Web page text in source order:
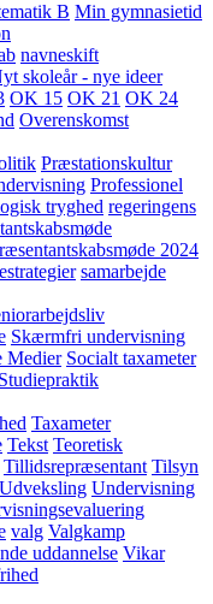
B Min gymnasietid
navneskift
skoleår - nye ideer
OK 15 OK 21 OK 24
Overenskomst
Præstationskultur
Professionel
tryghed regeringens
2024
samarbejde
Skærmfri undervisning
Medier Socialt taxameter
Studiepraktik
Taxameter
Tekst Teoretisk
Tillidsrepræsentant Tilsyn
Udveksling Undervisning
valg Valgkamp
uddannelse Vikar